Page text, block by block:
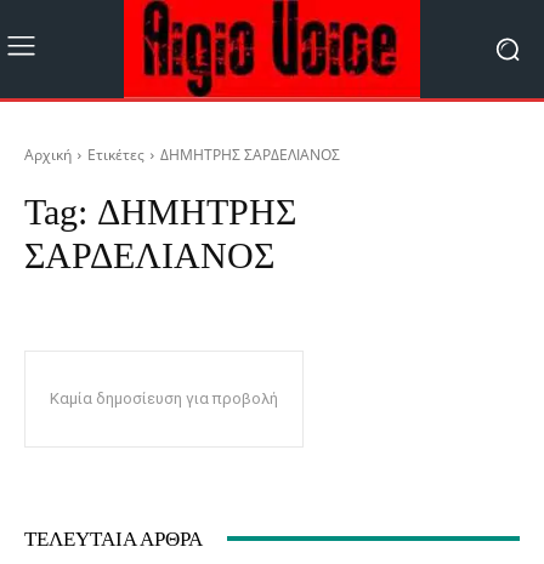
Αρχική Ετικέτες ΔΗΜΗΤΡΗΣ ΣΑΡΔΕΛΙΑΝΟΣ
Tag: ΔΗΜΗΤΡΗΣ
ΣΑΡΔΕΛΙΑΝΟΣ
Καμία δημοσίευση για προβολή
ΤΕΛΕΥΤΑΊΑ ΆΡΘΡΑ